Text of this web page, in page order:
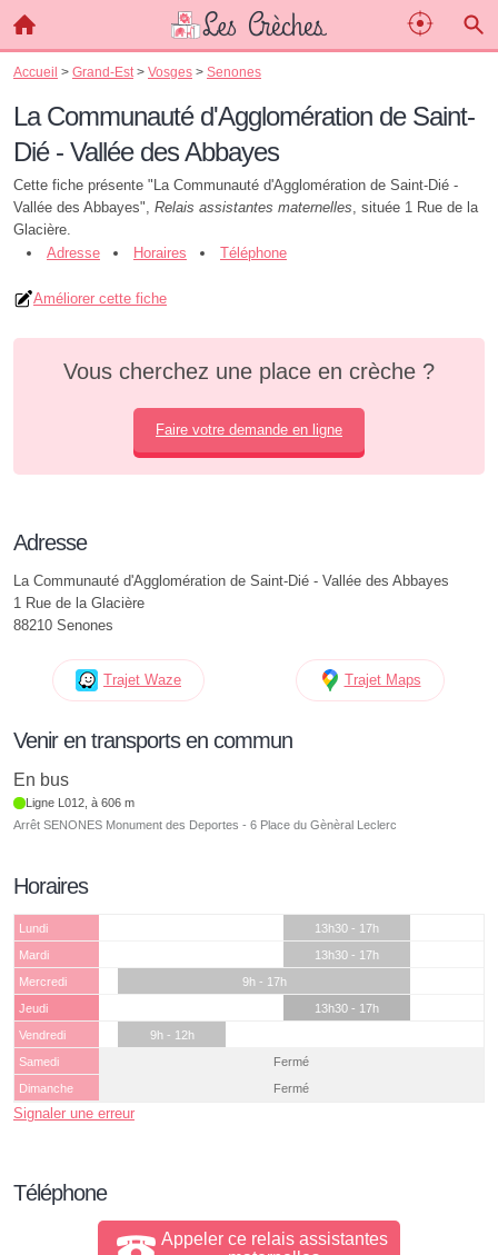
Accueil > Grand-Est > Vosges > Senones
La Communauté d'Agglomération de Saint-
Dié - Vallée des Abbayes
Cette fiche présente "La Communauté d'Agglomération de Saint-Dié -
Vallée des Abbayes", Relais assistantes maternelles, située 1 Rue de la
Glacière.
Adresse
Horaires Téléphone
Améliorer cette fiche
Vous cherchez une place en crèche ?
Faire votre demande en ligne
Adresse
La Communauté d'Agglomération de Saint-Dié - Vallée des Abbayes
1 Rue de la Glacière
88210 Senones
Trajet Waze Trajet Maps
Venir en transports en commun
En bus
Ligne L012, à 606 m
Arrêt SENONES Monument des Deportes - 6 Place du Gènèral Leclerc
Horaires
Lundi
13h30 - 17h
Mardi
13h30 - 17h
Mercredi
9h - 17h
Jeudi
13h30 - 17h
Vendredi
9h - 12h
Samedi
Fermé
Dimanche
Fermé
Signaler une erreur
Téléphone
Appeler ce relais assistantes